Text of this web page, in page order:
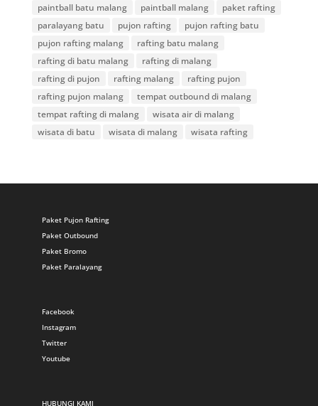
paintball batu malang
paintball malang
paket rafting
paralayang batu
pujon rafting
pujon rafting batu
pujon rafting malang
rafting batu malang
rafting di batu malang
rafting di malang
rafting di pujon
rafting malang
rafting pujon
rafting pujon malang
tempat outbound di malang
tempat rafting di malang
wisata air di malang
wisata di batu
wisata di malang wisata rafting
Paket Pujon Rafting
Paket Outbound
Paket Bromo
Paket Paralayang
Facebook
Instagram
Twitter
Youtube
HUBUNGI KAMI